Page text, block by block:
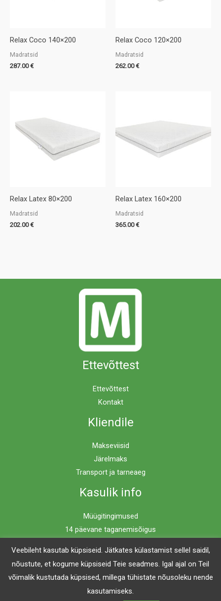
Relax Coco 140×200
Madratsid
287.00€
Relax Coco 120×200
Madratsid
262.00€
Relax Latex 80×200
Madratsid
202.00€
Relax Latex 160×200
Madratsid
365.00€
Ettevõttest
Ettevõttest
Kontakt
Kliendile
Makseviisid
Järelmaks
Transport ja tarneaeg
Kasulik info
Müügitingimused
14 päevane taganemisõigus
Copyright © 2026 Mööblimaailm | Powered by Mööblimaailm
Veebileht kasutab küpsiseid. Jätkates külastamist sellel saidil,
nõustute, et kogume küpsiseid Teie seadmes. Igal ajal on Teil
võimalik kustutada küpsised, millega tühistate nõusoleku nende
kasutamiseks.